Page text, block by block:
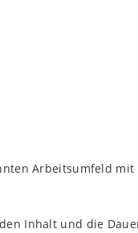
Arbeitsumfeld mit
Inhalt und die